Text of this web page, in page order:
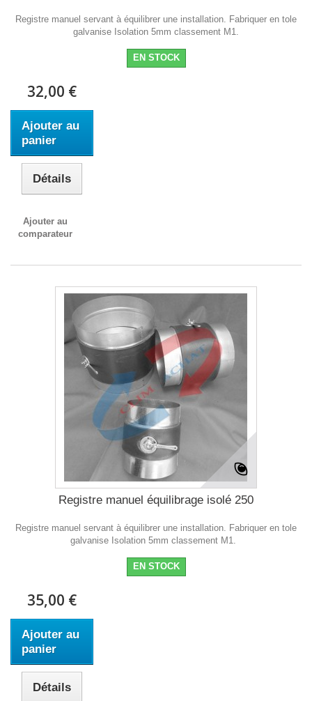
Registre manuel servant à équilibrer une installation. Fabriquer en tole
galvanise Isolation 5mm classement M1.
EN STOCK
32,00 €
Ajouter au
panier
Détails
Ajouter au
comparateur
Registre manuel équilibrage isolé 250
Registre manuel servant à équilibrer une installation. Fabriquer en tole
galvanise Isolation 5mm classement M1.
EN STOCK
35,00 €
Ajouter au
panier
Détails